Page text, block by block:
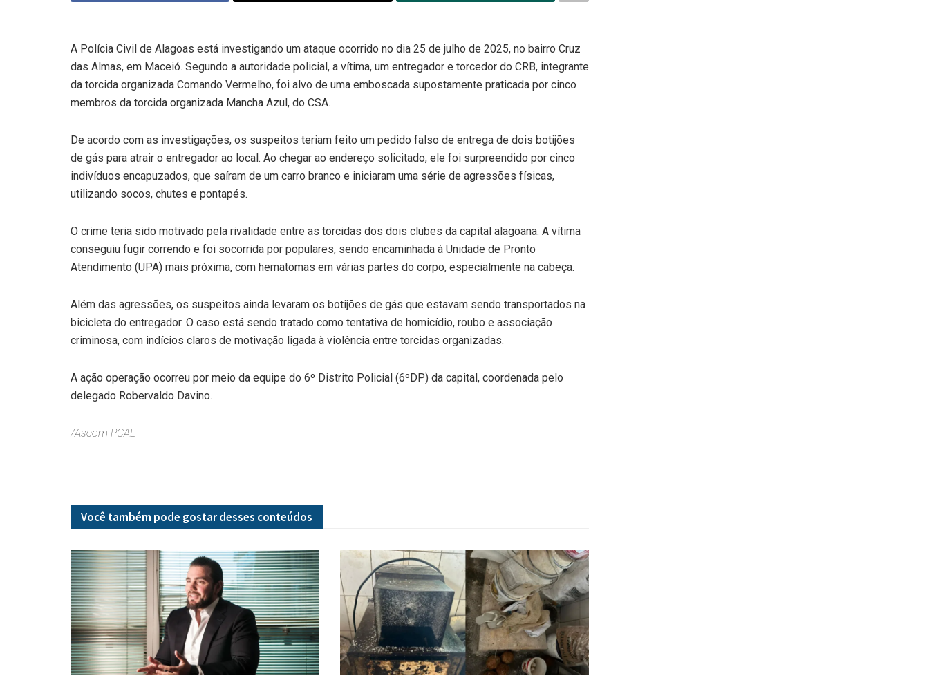
A Polícia Civil de Alagoas está investigando um ataque ocorrido no dia 25 de julho de 2025, no bairro Cruz
das Almas, em Maceió. Segundo a autoridade policial, a vítima, um entregador e torcedor do CRB, integrante
da torcida organizada Comando Vermelho, foi alvo de uma emboscada supostamente praticada por cinco
membros da torcida organizada Mancha Azul, do CSA.
De acordo com as investigações, os suspeitos teriam feito um pedido falso de entrega de dois botijões
de gás para atrair o entregador ao local. Ao chegar ao endereço solicitado, ele foi surpreendido por cinco
indivíduos encapuzados, que saíram de um carro branco e iniciaram uma série de agressões físicas,
utilizando socos, chutes e pontapés.
O crime teria sido motivado pela rivalidade entre as torcidas dos dois clubes da capital alagoana. A vítima
conseguiu fugir correndo e foi socorrida por populares, sendo encaminhada à Unidade de Pronto
Atendimento (UPA) mais próxima, com hematomas em várias partes do corpo, especialmente na cabeça.
Além das agressões, os suspeitos ainda levaram os botijões de gás que estavam sendo transportados na
bicicleta do entregador. O caso está sendo tratado como tentativa de homicídio, roubo e associação
criminosa, com indícios claros de motivação ligada à violência entre torcidas organizadas.
A ação operação ocorreu por meio da equipe do 6º Distrito Policial (6ºDP) da capital, coordenada pelo
delegado Robervaldo Davino.
/Ascom PCAL
Você também pode gostar desses conteúdos